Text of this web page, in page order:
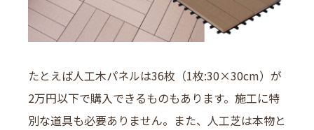
たとえば人工木パネルは36枚（1枚:30×30cm）が
2万円以下で購入できるものもあります。施工に特
別な道具も必要ありません。また、人工芝は本物と